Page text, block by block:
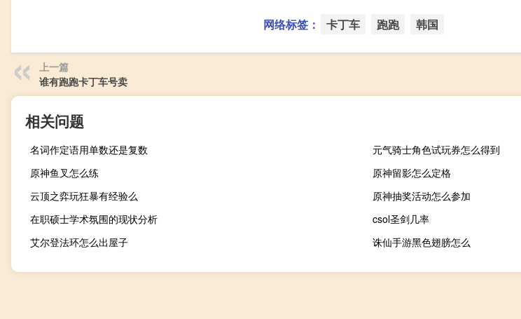
网络标签： 卡丁车 跑跑 韩国
上一篇
谁有跑跑卡丁车号卖
相关问题
名词作定语用单数还是复数
元气骑士角色试玩券怎么得到
原神鱼叉怎么练
原神留影怎么定格
云顶之弈玩狂暴有经验么
原神抽奖活动怎么参加
在职硕士学术氛围的现状分析
csol圣剑几率
艾尔登法环怎么出屋子
诛仙手游黑色翅膀怎么